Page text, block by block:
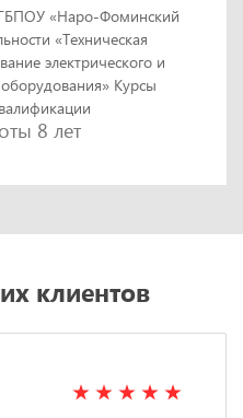
«Наро-Фоминский
«Техническая
электрического и
Курсы
8 лет
клиентов